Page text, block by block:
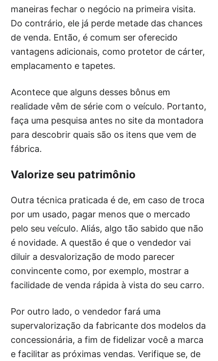
maneiras fechar o negócio na primeira visita.
Do contrário, ele já perde metade das chances
de venda. Então, é comum ser oferecido
vantagens adicionais, como protetor de cárter,
emplacamento e tapetes.
Acontece que alguns desses bônus em
realidade vêm de série com o veículo. Portanto,
faça uma pesquisa antes no site da montadora
para descobrir quais são os itens que vem de
fábrica.
Valorize seu patrimônio
Outra técnica praticada é de, em caso de troca
por um usado, pagar menos que o mercado
pelo seu veículo. Aliás, algo tão sabido que não
é novidade. A questão é que o vendedor vai
diluir a desvalorização de modo parecer
convincente como, por exemplo, mostrar a
facilidade de venda rápida à vista do seu carro.
Por outro lado, o vendedor fará uma
supervalorização da fabricante dos modelos da
concessionária, a fim de fidelizar você a marca
e facilitar as próximas vendas. Verifique se, de